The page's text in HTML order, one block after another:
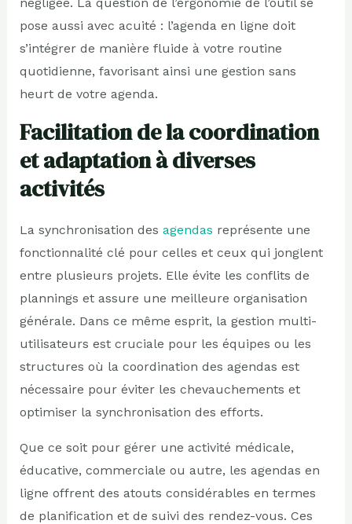
pose aussi avec acuité : l’agenda en ligne doit
s’intégrer de manière fluide à votre routine
quotidienne, favorisant ainsi une gestion sans
heurt de votre agenda.
Facilitation de la coordination
et adaptation à diverses
activités
La synchronisation des agendas représente une
fonctionnalité clé pour celles et ceux qui jonglent
entre plusieurs projets. Elle évite les conflits de
plannings et assure une meilleure organisation
générale. Dans ce même esprit, la gestion multi-
utilisateurs est cruciale pour les équipes ou les
structures où la coordination des agendas est
nécessaire pour éviter les chevauchements et
optimiser la synchronisation des efforts.
Que ce soit pour gérer une activité médicale,
éducative, commerciale ou autre, les agendas en
ligne offrent des atouts considérables en termes
de planification et de suivi des rendez-vous. Ces